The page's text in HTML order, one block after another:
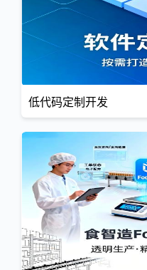
低代码定制开发